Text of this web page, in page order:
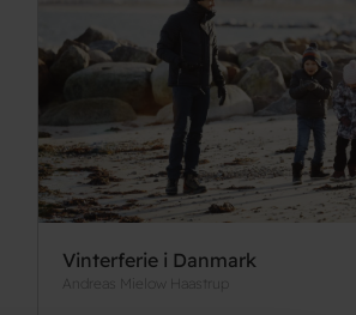
Vinterferie i Danmark
Andreas Mielow Haastrup